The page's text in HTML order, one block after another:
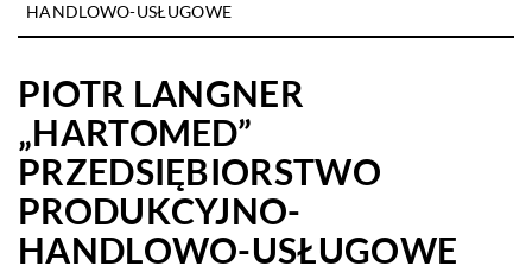
HANDLOWO-USŁUGOWE
PIOTR LANGNER
„HARTOMED”
PRZEDSIĘBIORSTWO
PRODUKCYJNO-
HANDLOWO-USŁUGOWE